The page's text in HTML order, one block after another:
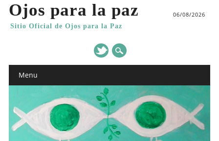
Ojos para la paz
Sitio Oficial de Ojos para la Paz
06/08/2026
Main menu
Menu